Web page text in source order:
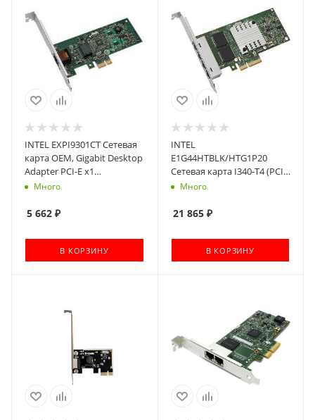
INTEL EXPI9301CT Сетевая
карта OEM, Gigabit Desktop
Adapter PCI-E x1
10/100/1000Mbps (893647 /
Много
5 662 ₽
В КОРЗИНУ
INTEL
E1G44HTBLK/HTG1P20
Сетевая карта I340-T4 (PCI
Express, 4-Ports,
1000Mbps, Gigabit Ethernet)
Много
21 865₽
В КОРЗИНУ